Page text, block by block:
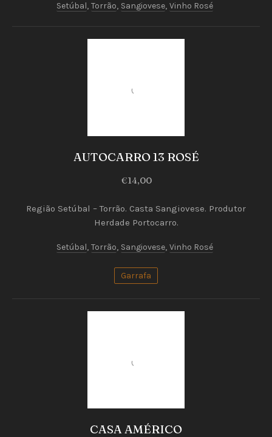
€
Setúbal, Torrão, Sangiovese, Vinho Rosé
Rosé
ROSÉ
€14,00
AUTOCARRO 13 ROSÉ
€14,00
Região Setúbal – Torrão. Casta Sangiovese. Produtor
Herdade Portocarro.
Setúbal, Torrão, Sangiovese, Vinho Rosé
Garrafa
Rosé
CASA AMÉRICO